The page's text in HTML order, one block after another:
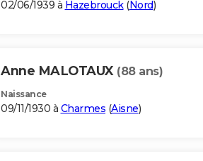
02/06/1939 à Hazebrouck(Nord)
Anne MALOTAUX (88 ans)
Naissance
09/11/1930 à Charmes (Aisne)